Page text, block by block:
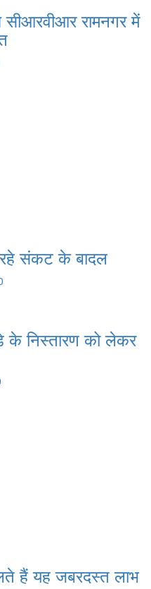
सीआरवीआर रामनगर में
रहे संकट के बादल
के निस्तारण को लेकर
हैं यह जबरदस्त लाभ